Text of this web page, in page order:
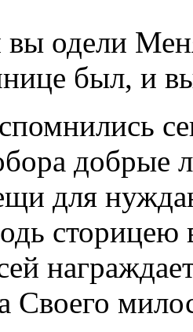
вы одели
был, и
добрые
для
сторицею
Своего